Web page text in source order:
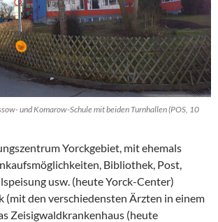
und Komarow-Schule mit beiden Turnhallen (POS, 10
Yorckgebiet, mit ehemals
Bibliothek, Post,
usw. (heute Yorck-Center)
(mit den verschiedensten Ärzten in einem
Zeisigwaldkrankenhaus (heute